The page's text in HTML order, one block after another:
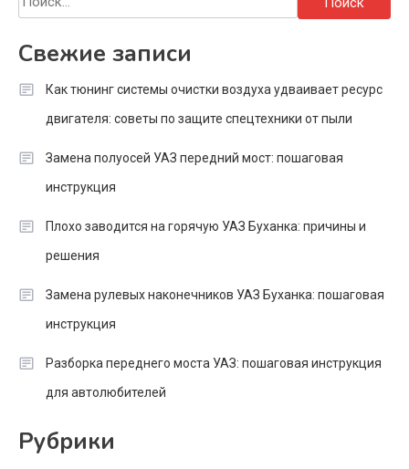
Свежие записи
Как тюнинг системы очистки воздуха удваивает ресурс
двигателя: советы по защите спецтехники от пыли
Замена полуосей УАЗ передний мост: пошаговая
инструкция
Плохо заводится на горячую УАЗ Буханка: причины и
решения
Замена рулевых наконечников УАЗ Буханка: пошаговая
инструкция
Разборка переднего моста УАЗ: пошаговая инструкция
для автолюбителей
Рубрики